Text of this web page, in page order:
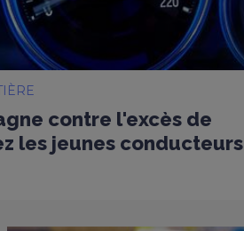
contre l'excès de
les jeunes conducteurs